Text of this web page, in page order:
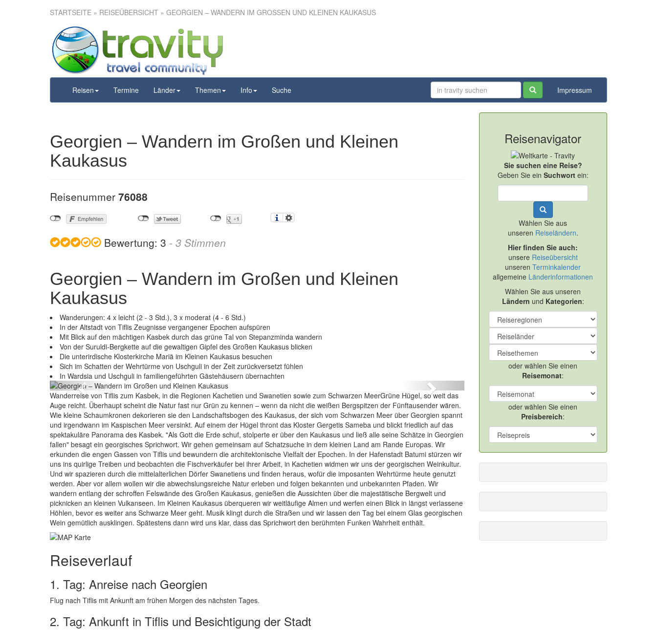
STARTSEITE » REISEÜBERSICHT » GEORGIEN – WANDERN IM GROSSEN UND KLEINEN KAUKASUS
Reisen Termine Länder Themen Info Suche Impressum
Georgien – Wandern im Großen und
Kleinen Kaukasus
Georgien – Wandern im Großen und Kleinen
Kaukasus
Reisenummer 76088
Bewertung: 3 - 3 Stimmen
Georgien – Wandern im Großen und Kleinen
Kaukasus
Wanderungen: 4 x leicht (2 - 3 Std.), 3 x moderat (4 - 6 Std.)
In der Altstadt von Tiflis Zeugnisse vergangener Epochen aufspüren
Mit Blick auf den mächtigen Kasbek durch das grüne Tal von Stepanzminda wandern
Von der Suruldi-Bergkette auf die gewaltigen Gipfel des Großen Kaukasus blicken
Die unterirdische Klosterkirche Mariä im Kleinen Kaukasus besuchen
Sich im Schatten der Wehrtürme von Uschguli in der Zeit zurückversetzt fühlen
In Wardsia und Uschguli in familiengeführten Gästehäusern übernachten
Kaukasus
Previous Next
Wanderreise von Tiflis zum Kasbek, in die Regionen Kachetien und Swanetien sowie zum Schwarzen MeerGrüne Hügel, so weit das
Auge reicht. Überhaupt scheint die Natur fast nur Grün zu kennen – wenn da nicht die weißen Bergspitzen der Fünftausender wären.
Wie kleine Schaumkronen dekorieren sie den Landschaftsbogen des Kaukasus, der sich vom Schwarzen Meer über Georgien spannt
und irgendwann im Kaspischen Meer versinkt. Auf einem der Hügel thront das Kloster Gergetis Sameba und blickt friedlich auf das
spektakuläre Panorama des Kasbek. "Als Gott die Erde schuf, stolperte er über den Kaukasus und ließ alle seine Schätze in Georgien
fallen" besagt ein georgisches Sprichwort. Wir gehen gemeinsam auf Schatzsuche in dem kleinen Land am Rande Europas. Wir
erkunden die engen Gassen von Tiflis und bewundern die architektonische Vielfalt der Epochen. In der Hafenstadt Batumi stürzen wir
uns ins quirlige Treiben und beobachten die Fischverkäufer bei ihrer Arbeit, in Kachetien widmen wir uns der georgischen Weinkultur.
Und wir spazieren durch die mittelalterlichen Dörfer Swanetiens und finden heraus, wofür die imposanten Wehrtürme heute genutzt
werden. Aber vor allem wollen wir die abwechslungsreiche Natur erleben und folgen bekannten und unbekannten Pfaden. Wir
wandern entlang der schroffen Felswände des Großen Kaukasus, genießen die Aussichten über die majestätische Bergwelt und
picknicken an kleinen Vulkanseen. Im Kleinen Kaukasus überqueren wir weitläufige Almen und werfen einen Blick in längst verlassene
Höhlen, bevor es weiter ans Schwarze Meer geht. Musik klingt durch die Straßen und wir lassen den Tag bei einem Glas georgischen
Wein gemütlich ausklingen. Spätestens dann wird uns klar, dass das Sprichwort den berühmten Funken Wahrheit enthält.
Reiseverlauf
1. Tag: Anreise nach Georgien
Flug nach Tiflis mit Ankunft am frühen Morgen des nächsten Tages.
2. Tag: Ankunft in Tiflis und Besichtigung der Stadt
Reisenavigator
Sie suchen eine Reise?
Geben Sie ein Suchwortein:
Wählen Sie aus
unseren Reiseländern.
Hier finden Sie auch:
unsere Reiseübersicht
unserenTerminkalender
allgemeine Länderinformationen
Wählen Sie aus unseren
Ländern und Kategorien:
oder wählen Sie einen
Reisemonat:
oder wählen Sie einen
Preisbereich: